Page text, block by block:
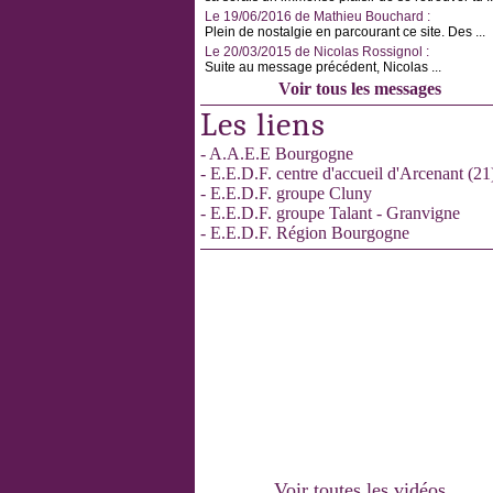
Le 19/06/2016 de Mathieu Bouchard :
Plein de nostalgie en parcourant ce site. Des ...
Le 20/03/2015 de Nicolas Rossignol :
Suite au message précédent, Nicolas ...
Voir tous les messages
Les liens
- A.A.E.E Bourgogne
- E.E.D.F. centre d'accueil d'Arcenant
- E.E.D.F. groupe Cluny
- E.E.D.F. groupe Talant - Granvigne
- E.E.D.F. Région Bourgogne